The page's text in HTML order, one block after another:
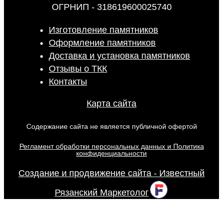
ОГРНИП - 318619600025740
Изготовление памятников
Оформление памятников
Доставка и установка памятников
Отзывы о ТКК
Контакты
Карта сайта
Содержание сайта не является публичной офертой
Регламент обработки персональных данных и Политика
конфиденциальности
Создание и продвижение сайта - Известный
Рязанский Маркетолог